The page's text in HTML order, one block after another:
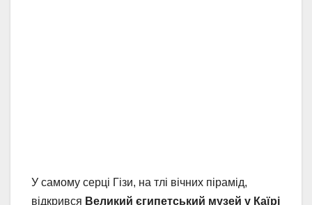
У самому серці Гізи, на тлі вічних пірамід,
відкрився Великий єгипетський музей у Каїрі